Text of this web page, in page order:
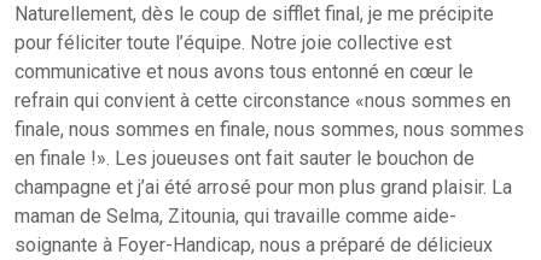
Naturellement, dès le coup de sifflet final, je me précipite
pour féliciter toute l’équipe. Notre joie collective est
communicative et nous avons tous entonné en cœur le
refrain qui convient à cette circonstance «nous sommes en
finale, nous sommes en finale, nous sommes, nous sommes
en finale !». Les joueuses ont fait sauter le bouchon de
champagne et j’ai été arrosé pour mon plus grand plaisir. La
maman de Selma, Zitounia, qui travaille comme aide-
soignante à Foyer-Handicap, nous a préparé de délicieux